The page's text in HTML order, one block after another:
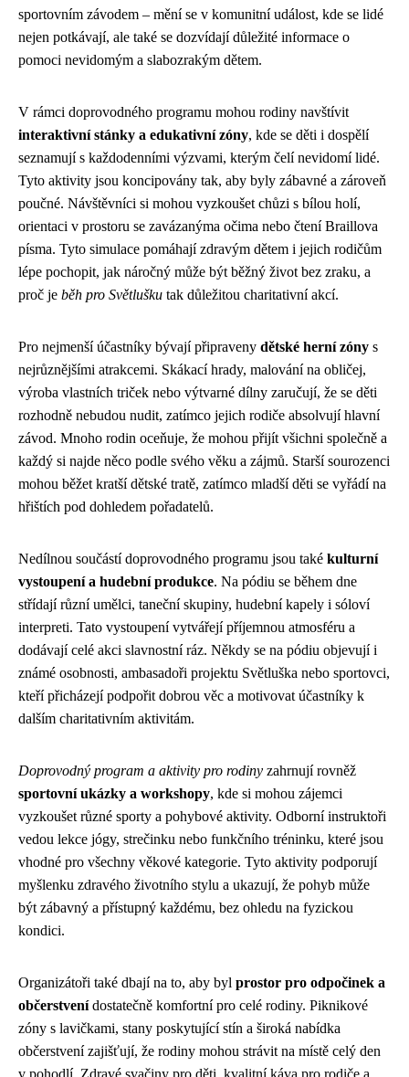
sportovním závodem – mění se v komunitní událost, kde se lidé
nejen potkávají, ale také se dozvídají důležité informace o
pomoci nevidomým a slabozrakým dětem.
V rámci doprovodného programu mohou rodiny navštívit
interaktivní stánky a edukativní zóny, kde se děti i dospělí
seznamují s každodenními výzvami, kterým čelí nevidomí lidé.
Tyto aktivity jsou koncipovány tak, aby byly zábavné a zároveň
poučné. Návštěvníci si mohou vyzkoušet chůzi s bílou holí,
orientaci v prostoru se zavázanýma očima nebo čtení Braillova
písma. Tyto simulace pomáhají zdravým dětem i jejich rodičům
lépe pochopit, jak náročný může být běžný život bez zraku, a
proč je běh pro Světlušku tak důležitou charitativní akcí.
Pro nejmenší účastníky bývají připraveny dětské herní zóny s
nejrůznějšími atrakcemi. Skákací hrady, malování na obličej,
výroba vlastních triček nebo výtvarné dílny zaručují, že se děti
rozhodně nebudou nudit, zatímco jejich rodiče absolvují hlavní
závod. Mnoho rodin oceňuje, že mohou přijít všichni společně a
každý si najde něco podle svého věku a zájmů. Starší sourozenci
mohou běžet kratší dětské tratě, zatímco mladší děti se vyřádí na
hřištích pod dohledem pořadatelů.
Nedílnou součástí doprovodného programu jsou také kulturní
vystoupení a hudební produkce. Na pódiu se během dne
střídají různí umělci, taneční skupiny, hudební kapely i sóloví
interpreti. Tato vystoupení vytvářejí příjemnou atmosféru a
dodávají celé akci slavnostní ráz. Někdy se na pódiu objevují i
známé osobnosti, ambasadoři projektu Světluška nebo sportovci,
kteří přicházejí podpořit dobrou věc a motivovat účastníky k
dalším charitativním aktivitám.
Doprovodný program a aktivity pro rodiny zahrnují rovněž
sportovní ukázky a workshopy, kde si mohou zájemci
vyzkoušet různé sporty a pohybové aktivity. Odborní instruktoři
vedou lekce jógy, strečinku nebo funkčního tréninku, které jsou
vhodné pro všechny věkové kategorie. Tyto aktivity podporují
myšlenku zdravého životního stylu a ukazují, že pohyb může
být zábavný a přístupný každému, bez ohledu na fyzickou
kondici.
Organizátoři také dbají na to, aby byl prostor pro odpočinek a
občerstvenídostatečně komfortní pro celé rodiny. Piknikové
zóny s lavičkami, stany poskytující stín a široká nabídka
občerstvení zajišťují, že rodiny mohou strávit na místě celý den
v pohodlí. Zdravé svačiny pro děti, kvalitní káva pro rodiče a